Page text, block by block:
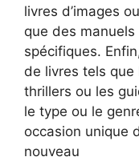
livres d’images
que des manuels
spécifiques.
de livres tels que
thrillers ou les
le type ou le
occasion unique
nouveau